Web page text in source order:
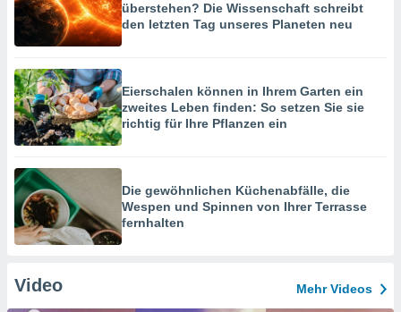
überstehen? Die Wissenschaft schreibt
den letzten Tag unseres Planeten neu
Eierschalen können in Ihrem Garten ein
zweites Leben finden: So setzen Sie sie
richtig für Ihre Pflanzen ein
Die gewöhnlichen Küchenabfälle, die
Wespen und Spinnen von Ihrer Terrasse
fernhalten
Video Mehr Videos